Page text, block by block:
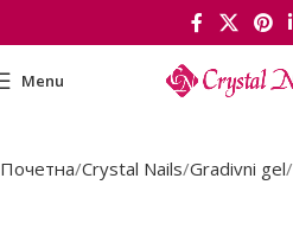
Menu
Почетна Crystal Nails Gradivni gel